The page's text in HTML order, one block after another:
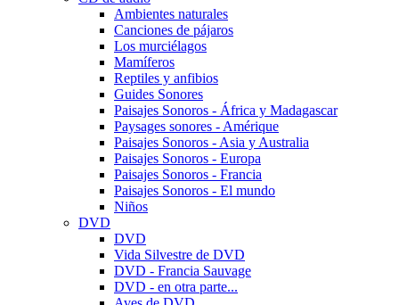
Ambientes naturales
Canciones de pájaros
Los murciélagos
Mamíferos
Reptiles y anfibios
Guides Sonores
Paisajes Sonoros - África y Madagascar
Paysages sonores - Amérique
Paisajes Sonoros - Asia y Australia
Paisajes Sonoros - Europa
Paisajes Sonoros - Francia
Paisajes Sonoros - El mundo
Niños
DVD
DVD
Vida Silvestre de DVD
DVD - Francia Sauvage
DVD - en otra parte...